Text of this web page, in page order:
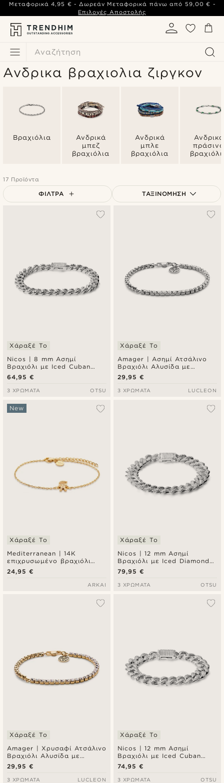
Αναζήτηση
Μεταφορικά 4,95 € - Δωρεάν Μεταφορικά πάνω από 59,00 € -
Επιλογές Αποστολής
Ανδρικα βραχιολια ζιργκον
Βραχιόλια
Ανδρικά
μπεζ
βραχιόλια
Ανδρικά
μπλε
βραχιόλια
Ανδρικά
πράσινα
17 Προϊόντα
ΦΊΛΤΡΑ ΤΑΞΙΝΌΜΗΣΗ
Nicos | 8 mm Ασημί
Βραχιόλι με Iced Cuban
Chain Αλυσίδα Χεριού και
Ζιργκόν
Χάραξέ Το
64,95 €
3 ΧΡΏΜΑΤΑ OTSU
Amager | Ασημί Ατσάλινο
Βραχιόλι Αλυσίδα με
Ζιργκόν
Χάραξέ Το
29,95 €
3 ΧΡΏΜΑΤΑ LUCLEON
Mediterranean | 14K
επιχρυσωμένο βραχιόλι
charm με λευκή ζιρκόνια
New
Χάραξέ Το
24,95 €
ARKAI
Nicos | 12 mm Ασημί
Βραχιόλι με Iced Diamond
Prong Link Chain Αλυσίδα
Χεριού και Ζιργκόν
Χάραξέ Το
79,95 €
3 ΧΡΏΜΑΤΑ OTSU
Amager | Χρυσαφί Ατσάλινο
Βραχιόλι Αλυσίδα με
Ζιργκόν
Χάραξέ Το
29,95 €
3 ΧΡΏΜΑΤΑ LUCLEON
Nicos | 12 mm Ασημί
Βραχιόλι με Iced Cuban
Chain Αλυσίδα Χεριού και
Ζιργκόν
Χάραξέ Το
74,95 €
3 ΧΡΏΜΑΤΑ OTSU